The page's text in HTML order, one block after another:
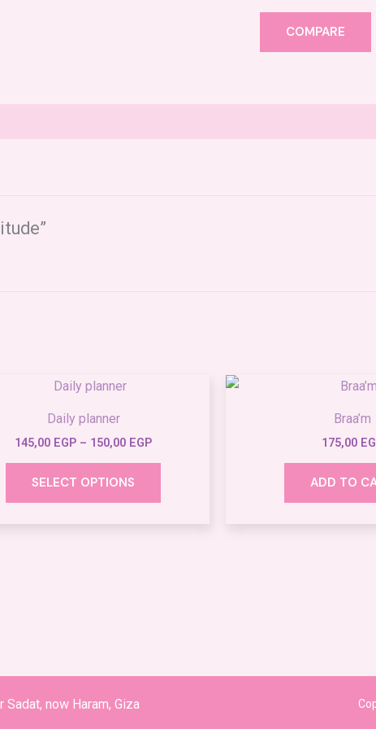
COMPARE
Daily planner
145,00 EGP – 150,00 EGP150,00 EGP
SELECT OPTIONS
Braa’m
175,00
ADD TO
Sadat, now Haram, Giza